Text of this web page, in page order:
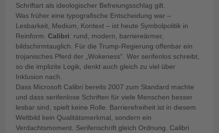
Schriftart als ideologischer Befreiungsschlag gilt.
Was früher eine typografische Entscheidung war –
Lesbarkeit, Medium, Kontext – ist heute Symbolpolitik in
Reinform. Calibri: rund, modern, barriereärmer,
bildschirmtauglich. Für die Trump-Regierung offenbar ein
trojanisches Pferd der „Wokeness“. Wer serifenlos schreibt,
so die implizite Logik, denkt auch gleich zu viel über
Inklusion nach.
Dass Microsoft Calibri bereits 2007 zum Standard machte
und dass serifenlose Schriften für viele Menschen besser
lesbar sind, spielt keine Rolle. Barrierefreiheit ist in diesem
Weltbild kein Qualitätsmerkmal, sondern ein
Verdachtsmoment. Serifenschrift gleich Ordnung. Calibri